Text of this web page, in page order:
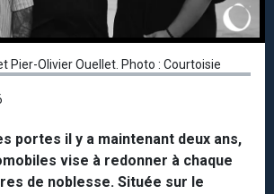
Pier-Olivier Ouellet. Photo : Courtoisie
portes il y a maintenant deux ans,
vise à redonner à chaque
de noblesse. Située sur le